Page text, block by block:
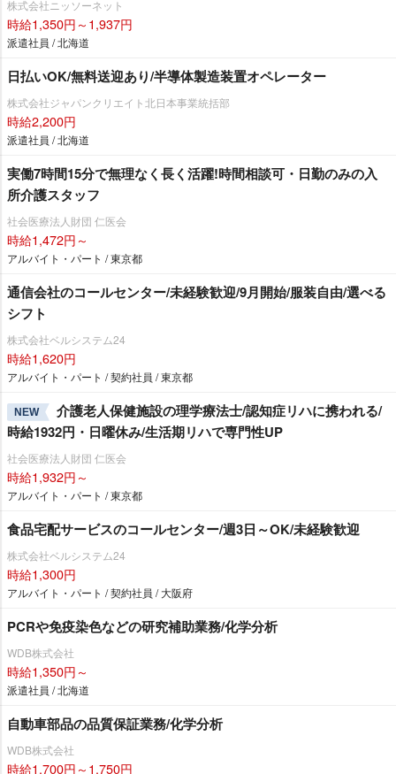
株式会社ニッソーネット
時給1,350円～1,937円
派遣社員 / 北海道
日払いOK/無料送迎あり/半導体製造装置オペレーター
株式会社ジャパンクリエイト北日本事業統括部
時給2,200円
派遣社員 / 北海道
実働7時間15分で無理なく長く活躍!時間相談可・日勤のみの入
所介護スタッフ
社会医療法人財団 仁医会
時給1,472円～
アルバイト・パート / 東京都
通信会社のコールセンター/未経験歓迎/9月開始/服装自由/選べる
シフト
株式会社ベルシステム24
時給1,620円
アルバイト・パート / 契約社員 / 東京都
NEW
介護老人保健施設の理学療法士/認知症リハに携われる/
時給1932円・日曜休み/生活期リハで専門性UP
社会医療法人財団 仁医会
時給1,932円～
アルバイト・パート / 東京都
食品宅配サービスのコールセンター/週3日～OK/未経験歓迎
株式会社ベルシステム24
時給1,300円
アルバイト・パート / 契約社員 / 大阪府
PCRや免疫染色などの研究補助業務/化学分析
WDB株式会社
時給1,350円～
派遣社員 / 北海道
自動車部品の品質保証業務/化学分析
WDB株式会社
時給1,700円～1,750円